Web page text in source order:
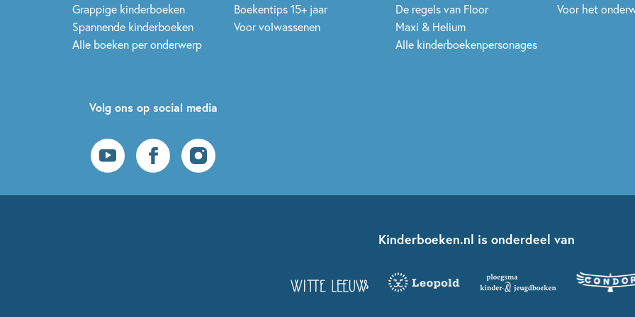
Grappige kinderboeken
Spannende kinderboeken
Alle boeken per onderwerp
Boekentips 15+ jaar
Voor volwassenen
De regels van Floor
Maxi & Helium
Alle kinderboekenpersonages
Voor het
Volg ons op social media
Kinderboeken.nl is onderdeel van